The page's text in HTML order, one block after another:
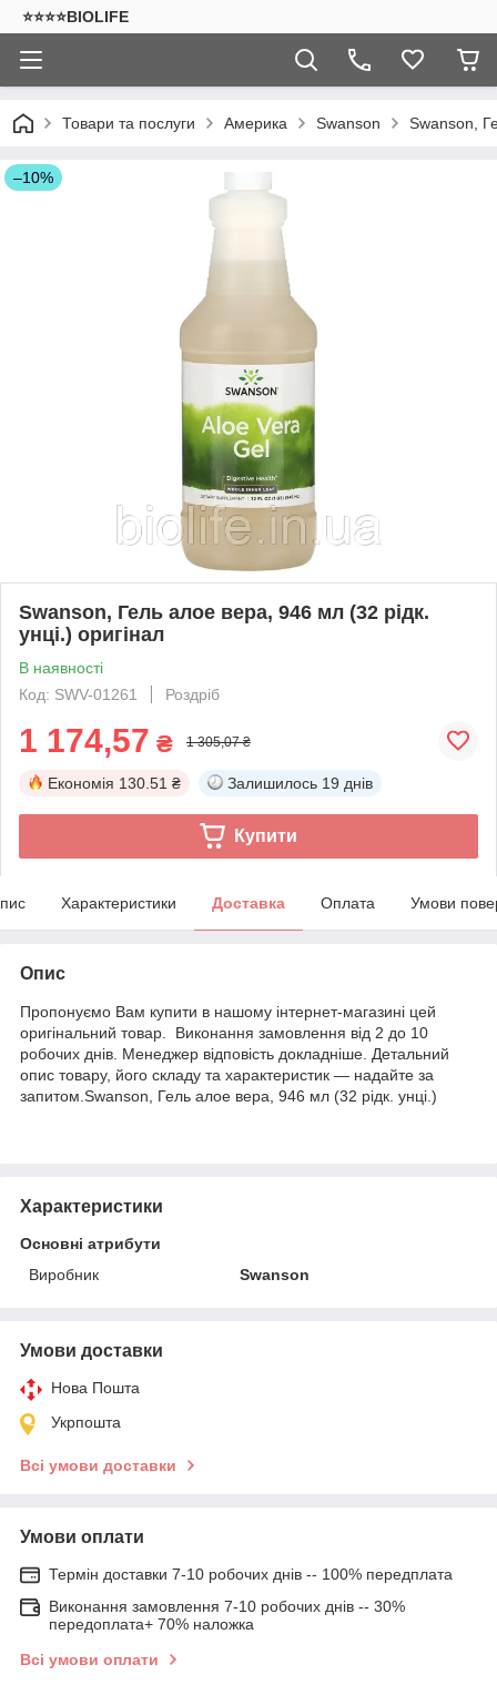
⭐⭐⭐⭐BIOLIFE
Товари та послуги Америка Swanson Swanson,
–10%
Swanson, Гель алое вера, 946 мл (32 рідк.
унці.) оригінал
В наявності
Код: SWV-01261
Роздріб
1 174,57 ₴ 1 305,07 ₴
Економія 130.51 ₴ Залишилось 19 днів
Купити
Характеристики Доставка Оплата Умови
Опис
Пропонуємо Вам купити в нашому інтернет-магазині цей
оригінальний товар. Виконання замовлення від 2 до 10
робочих днів. Менеджер відповість докладніше. Детальний
опис товару, його складу та характеристик — надайте за
запитом.Swanson, Гель алое вера, 946 мл (32 рідк. унці.)
Характеристики
Основні атрибути
Виробник
Swanson
Умови доставки
Нова Пошта
Укрпошта
Всі умови доставки
Умови оплати
Термін доставки 7-10 робочих днів -- 100% передплата
Виконання замовлення 7-10 робочих днів -- 30%
передоплата+ 70% наложка
Всі умови оплати